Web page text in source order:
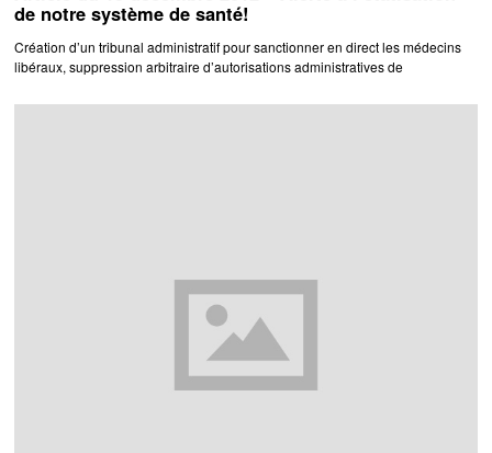
de notre système de santé!
Création d’un tribunal administratif pour sanctionner en direct les médecins
libéraux, suppression arbitraire d’autorisations administratives de